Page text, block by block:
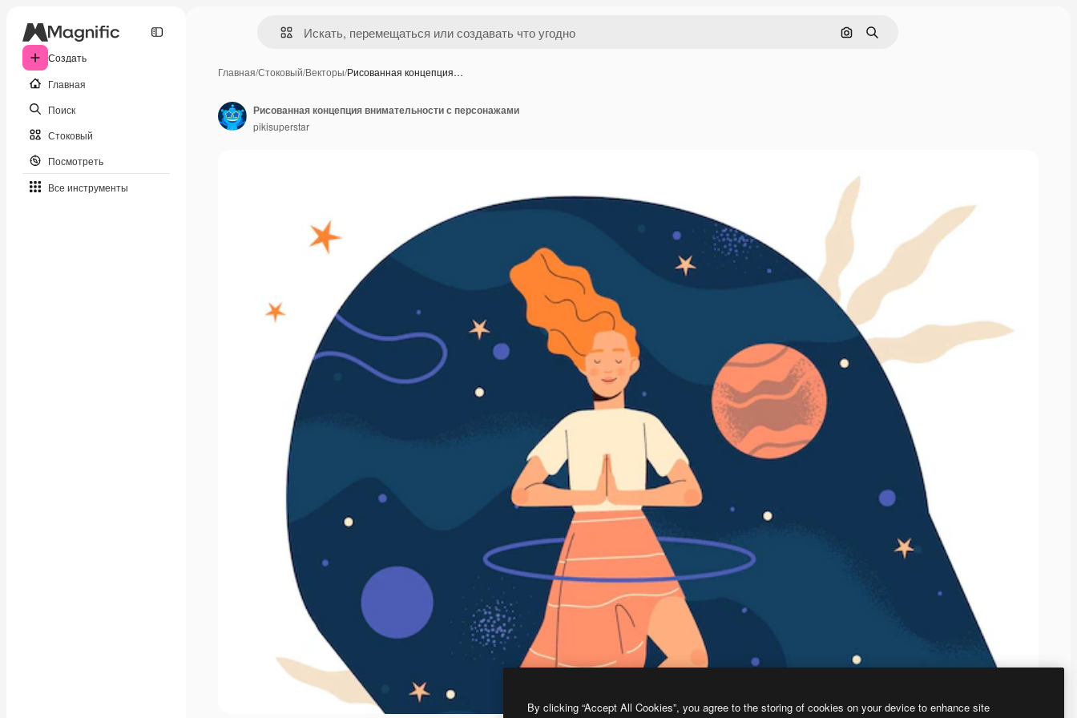
Создать
Главная
Поиск
Стоковый
Посмотреть
Все инструменты
Поиск по изображению
Поиск
Главная/Стоковый/Векторы/Рисованная концепция…
Рисованная концепция внимательности с персонажами
pikisuperstar
By clicking “Accept All Cookies”, you agree to the storing of cookies on your device to enhance site